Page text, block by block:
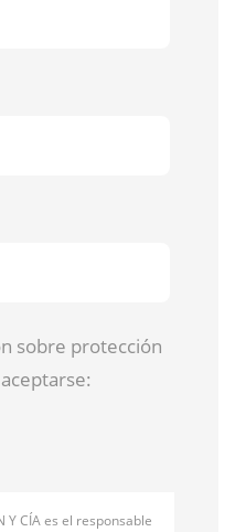
sobre protección
Y CÍA es el responsable